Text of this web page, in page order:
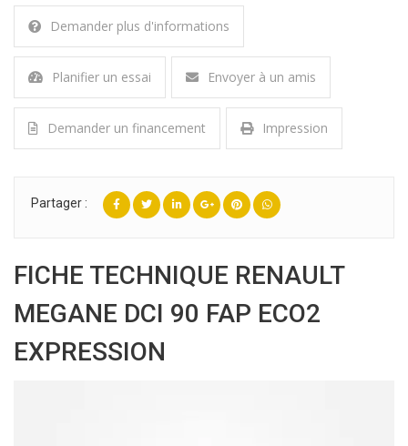
Demander plus d'informations
Planifier un essai Envoyer à un amis
Demander un financement Impression
Partager :
FICHE TECHNIQUE RENAULT
MEGANE DCI 90 FAP ECO2
EXPRESSION